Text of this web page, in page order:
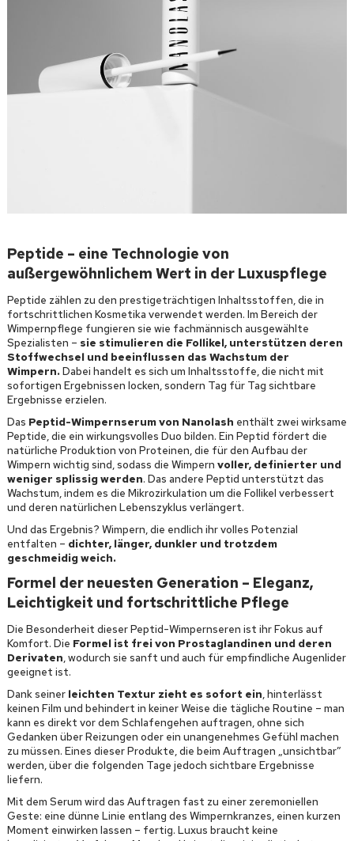
Peptide – eine Technologie von
außergewöhnlichem Wert in der Luxuspflege
Peptide zählen zu den prestigeträchtigen Inhaltsstoffen, die in
fortschrittlichen Kosmetika verwendet werden. Im Bereich der
Wimpernpflege fungieren sie wie fachmännisch ausgewählte
Spezialisten – sie stimulieren die Follikel, unterstützen deren
Stoffwechsel und beeinflussen das Wachstum der
Wimpern. Dabei handelt es sich um Inhaltsstoffe, die nicht mit
sofortigen Ergebnissen locken, sondern Tag für Tag sichtbare
Ergebnisse erzielen.
Das Peptid-Wimpernserum von Nanolash enthält zwei wirksame
Peptide, die ein wirkungsvolles Duo bilden. Ein Peptid fördert die
natürliche Produktion von Proteinen, die für den Aufbau der
Wimpern wichtig sind, sodass die Wimpern voller, definierter und
weniger splissig werden. Das andere Peptid unterstützt das
Wachstum, indem es die Mikrozirkulation um die Follikel verbessert
und deren natürlichen Lebenszyklus verlängert.
Und das Ergebnis? Wimpern, die endlich ihr volles Potenzial
entfalten – dichter, länger, dunkler und trotzdem
geschmeidig weich.
Formel der neuesten Generation – Eleganz,
Leichtigkeit und fortschrittliche Pflege
Die Besonderheit dieser Peptid-Wimpernseren ist ihr Fokus auf
Komfort. Die Formel ist frei von Prostaglandinen und deren
Derivaten, wodurch sie sanft und auch für empfindliche Augenlider
geeignet ist.
Dank seiner leichten Textur zieht es sofort ein, hinterlässt
keinen Film und behindert in keiner Weise die tägliche Routine – man
kann es direkt vor dem Schlafengehen auftragen, ohne sich
Gedanken über Reizungen oder ein unangenehmes Gefühl machen
zu müssen. Eines dieser Produkte, die beim Auftragen „unsichtbar”
werden, über die folgenden Tage jedoch sichtbare Ergebnisse
liefern.
Mit dem Serum wird das Auftragen fast zu einer zeremoniellen
Geste: eine dünne Linie entlang des Wimpernkranzes, einen kurzen
Moment einwirken lassen – fertig. Luxus braucht keine